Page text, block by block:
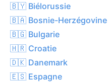
🇧🇾 Biélorussie
🇧🇦 Bosnie-Herzégovine
🇧🇬 Bulgarie
🇭🇷 Croatie
🇩🇰 Danemark
🇪🇸 Espagne